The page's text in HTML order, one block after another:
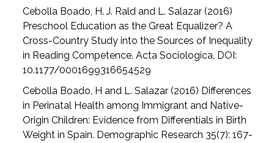
Cebolla Boado, H. J. Rald and L. Salazar (2016)
Preschool Education as the Great Equalizer? A
Cross-Country Study into the Sources of Inequality
in Reading Competence. Acta Sociologica, DOI:
10.1177/0001699316654529
Cebolla Boado, H and L. Salazar (2016) Differences
in Perinatal Health among Immigrant and Native-
Origin Children: Evidence from Differentials in Birth
Weight in Spain. Demographic Research 35(7): 167-